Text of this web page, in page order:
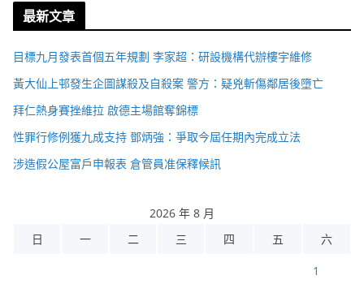
最新文章
目標九月發表首個五年規劃 李家超：研設機構代辦樓宇維修
黃大仙上邨發生企圖謀殺及自殺案 警方：疑兇斬傷鄰居後墮亡
拜仁熱身賽挫維拉 啟德主場館奪錦標
性罪行修例獲九成支持 鄧炳強：爭取今屆任期內完成立法
涉造假公屋富戶申報表 倉管員准保釋候訊
2026 年 8 月
日
一 二 三 四 五 六
1